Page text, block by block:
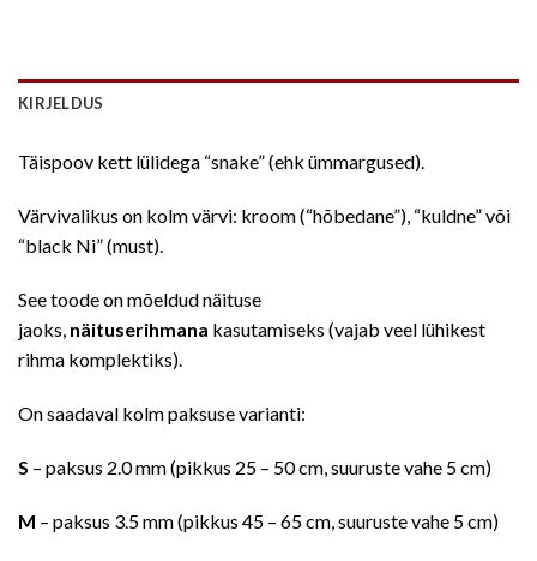
KIRJELDUS
Täispoov kett lülidega “snake” (ehk ümmargused).
Värvivalikus on kolm värvi: kroom (“hõbedane”), “kuldne” või
“black Ni” (must).
See toode on mõeldud näituse
jaoks, näituserihmana kasutamiseks (vajab veel lühikest
rihma komplektiks).
On saadaval kolm paksuse varianti:
S – paksus 2.0 mm (pikkus 25 – 50 cm, suuruste vahe 5 cm)
M – paksus 3.5 mm (pikkus 45 – 65 cm, suuruste vahe 5 cm)